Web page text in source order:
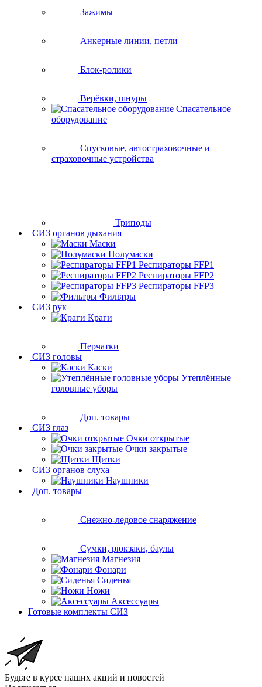
Зажимы
Анкерные линии, петли
Блок-ролики
Верёвки, шнуры
Спасательное
оборудование
Спусковые, автостраховочные и
страховочные устройства
Триподы
СИЗ органов дыхания
Маски
Полумаски
Респираторы FFP1
Респираторы FFP2
Респираторы FFP3
Фильтры
СИЗ рук
Краги
Перчатки
СИЗ головы
Каски
Утеплённые
головные уборы
Доп. товары
СИЗ глаз
Очки открытые
Очки закрытые
Щитки
СИЗ органов слуха
Наушники
Доп. товары
Снежно-ледовое снаряжение
Сумки, рюкзаки, баулы
Магнезия
Фонари
Сиденья
Ножи
Аксессуары
Готовые комплекты СИЗ
Будьте в курсе наших акций и новостей